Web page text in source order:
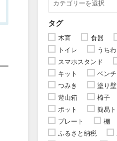
タグ
木育 食器
トイレ
うちわ
スマホスタンド
キット
ベンチ
つみき
塗り壁
遊山箱
椅子
ポット
簡易
プレート
棚
ふるさと納税